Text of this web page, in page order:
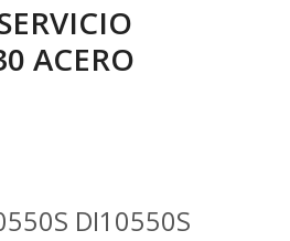
ACERO
DI10550S